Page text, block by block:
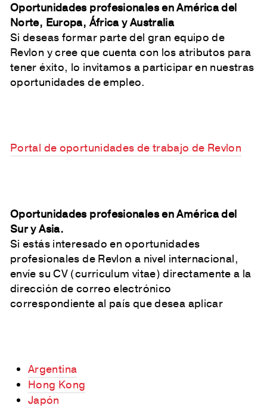
Oportunidades profesionales en América del
Norte, Europa, África y Australia
Si deseas formar parte del gran equipo de
Revlon y cree que cuenta con los atributos para
tener éxito, lo invitamos a participar en nuestras
oportunidades de empleo.
Portal de oportunidades de trabajo de Revlon
Oportunidades profesionales en América del
Sur y Asia.
Si estás interesado en oportunidades
profesionales de Revlon a nivel internacional,
envíe su CV (curriculum vitae) directamente a la
dirección de correo electrónico
correspondiente al país que desea aplicar
Argentina
Hong Kong
Japón